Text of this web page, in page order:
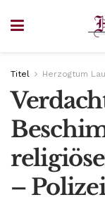
Titel Herzogtum
–